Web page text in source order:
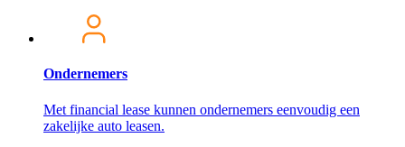
Ondernemers
Met financial lease kunnen ondernemers eenvoudig een
zakelijke auto leasen.